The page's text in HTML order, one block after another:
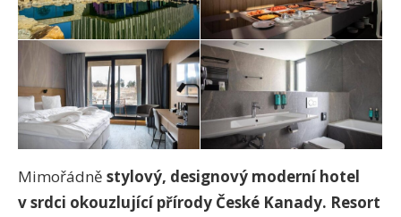
Mimořádně stylový, designový moderní hotel
v srdci okouzlující přírody České Kanady. Resort